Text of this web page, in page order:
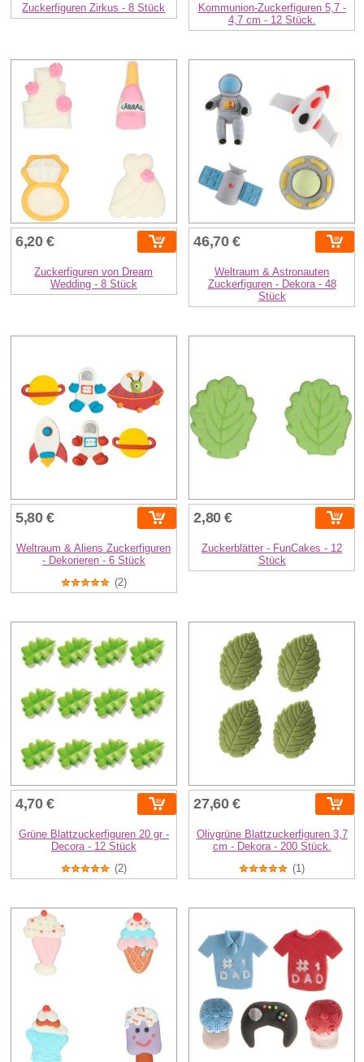
Zuckerfiguren Zirkus - 8 Stück
Kommunion-Zuckerfiguren 5,7 -
4,7 cm - 12 Stück.
6,20 €
Zuckerfiguren von Dream
Wedding - 8 Stück
46,70 €
Weltraum & Astronauten
Zuckerfiguren - Dekora - 48
Stück
5,80 €
Weltraum & Aliens Zuckerfiguren
- Dekorieren - 6 Stück
(2)
2,80 €
Zuckerblätter - FunCakes - 12
Stück
4,70 €
Grüne Blattzuckerfiguren 20 gr -
Decora - 12 Stück
(2)
27,60 €
Olivgrüne Blattzuckerfiguren 3,7
cm - Dekora - 200 Stück.
(1)